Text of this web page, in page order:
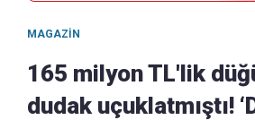
MAGAZIN
165 milyon TL'lik
dudak uçuklatmıştı!